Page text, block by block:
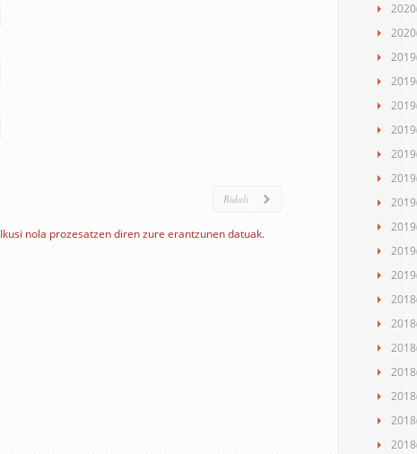
Ikusi nola prozesatzen diren zure erantzunen datuak.